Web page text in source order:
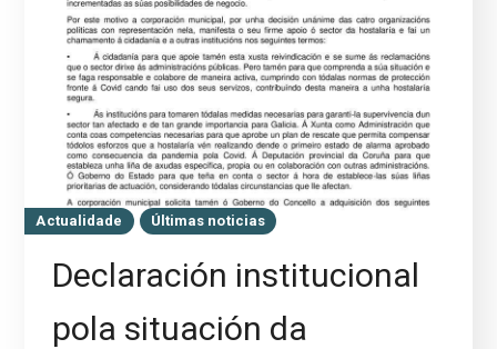
Actualidade Últimas noticias
Declaración institucional
pola situación da